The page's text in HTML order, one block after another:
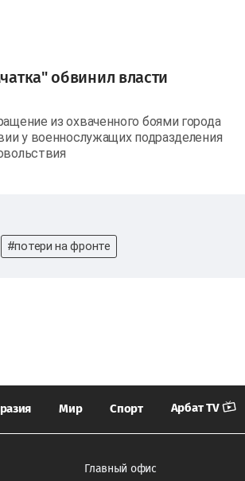
обвинил власти
из охваченного боями города
у военнослужащих подразделения
#потери на фронте
Мир Спорт Арбат TV
Главный офис